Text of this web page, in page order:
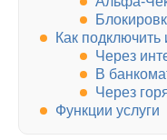
Как подключить
Через
В
Через
Функции услуги